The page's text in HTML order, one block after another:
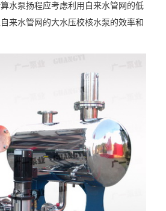
水泵扬程应考虑利用自来水管网的低
来水管网的大水压校核水泵的效率和